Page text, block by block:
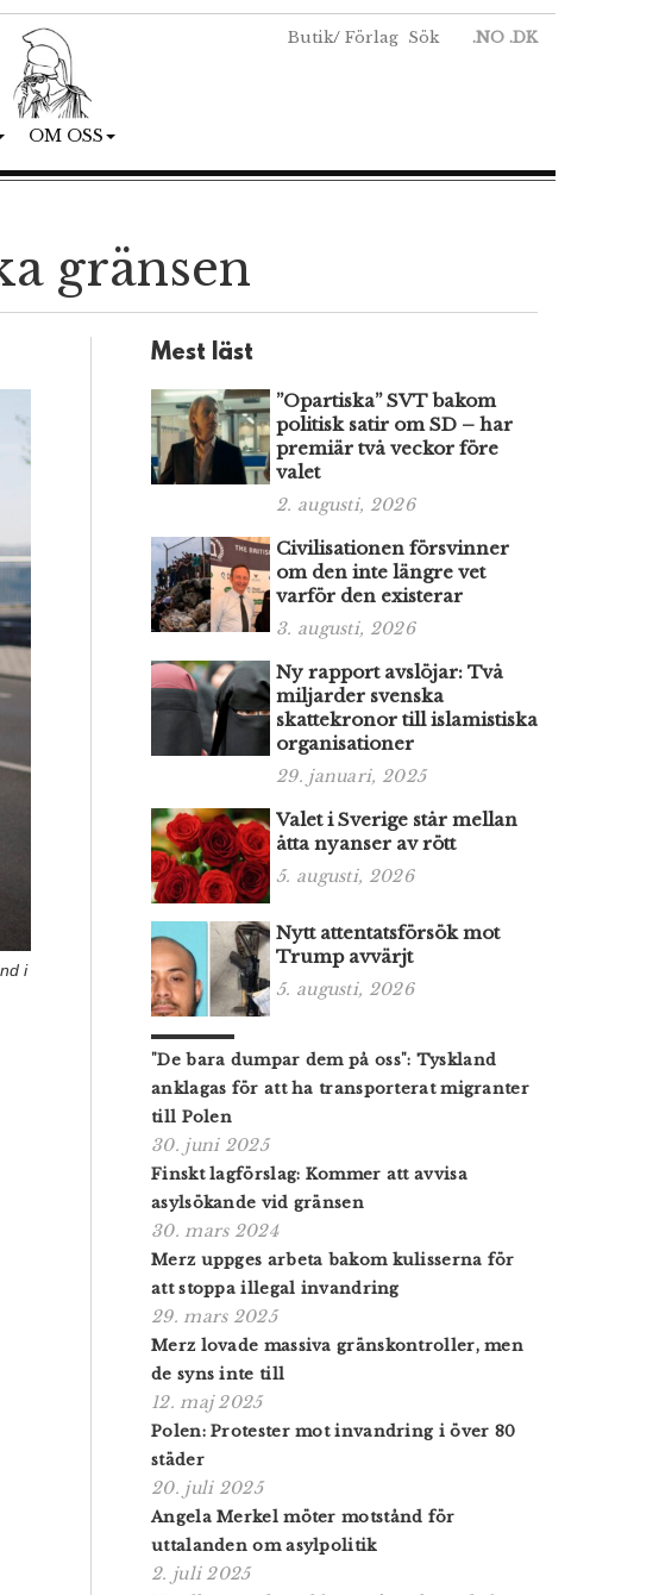
Butik/ Förlag Sök .NO .DK
OM OSS
gränsen
i
Mest läst
”Opartiska” SVT bakom
politisk satir om SD – har
premiär två veckor före
valet
2. augusti, 2026
Civilisationen försvinner
om den inte längre vet
varför den existerar
3. augusti, 2026
Ny rapport avslöjar: Två
miljarder svenska
skattekronor till islamistiska
organisationer
29. januari, 2025
Valet i Sverige står mellan
åtta nyanser av rött
5. augusti, 2026
Nytt attentatsförsök mot
Trump avvärjt
5. augusti, 2026
"De bara dumpar dem på oss": Tyskland
anklagas för att ha transporterat migranter
till Polen
30. juni 2025
Finskt lagförslag: Kommer att avvisa
asylsökande vid gränsen
30. mars 2024
Merz uppges arbeta bakom kulisserna för
att stoppa illegal invandring
29. mars 2025
Merz lovade massiva gränskontroller, men
de syns inte till
12. maj 2025
Polen: Protester mot invandring i över 80
städer
20. juli 2025
Angela Merkel möter motstånd för
uttalanden om asylpolitik
2. juli 2025